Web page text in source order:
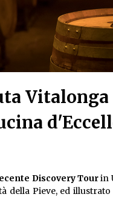
Discovery Tourin
della Pieve, ed